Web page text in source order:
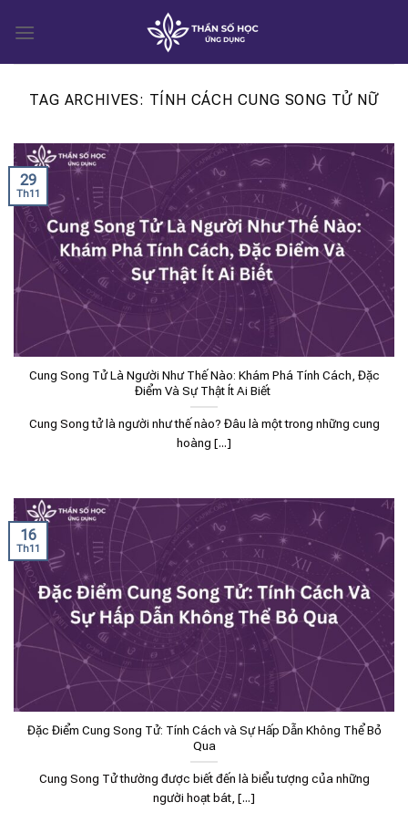
TAG ARCHIVES: TÍNH CÁCH CUNG SONG TỬ NỮ
Cung Song Tử Là Người Như Thế Nào: Khám Phá Tính Cách, Đặc
Điểm Và Sự Thật Ít Ai Biết
Cung Song tử là người như thế nào? Đâu là một trong những cung
hoàng [...]
29
Th11
Đặc Điểm Cung Song Tử: Tính Cách và Sự Hấp Dẫn Không Thể Bỏ
Qua
Cung Song Tử thường được biết đến là biểu tượng của những
người hoạt bát, [...]
16
Th11